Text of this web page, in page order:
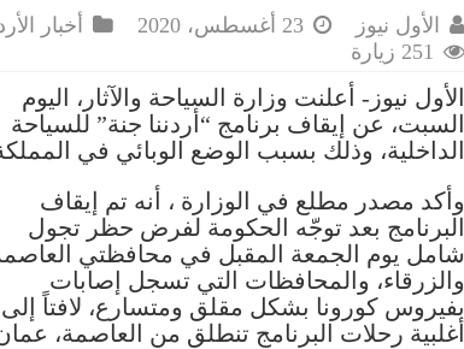
الأول نيوز 23 أغسطس، 2020 أخبار
251 زيارة
الأول نيوز- أعلنت وزارة السياحة والآثار، اليوم
السبت، عن إيقاف برنامج “أردننا جنة” للسياحة
الداخلية، وذلك بسبب الوضع الوبائي في
وأكد مصدر مطلع في الوزارة ، أنه تم إيقاف
البرنامج بعد توجّه الحكومة لفرض حظر تجول
شامل يوم الجمعة المقبل في محافظتي
والزرقاء، والمحافظات التي تسجل إصابات
بفيروس كورونا بشكل مقلق ومتسارع، لافتاً
أغلبية رحلات البرنامج تنطلق من العاصمة،